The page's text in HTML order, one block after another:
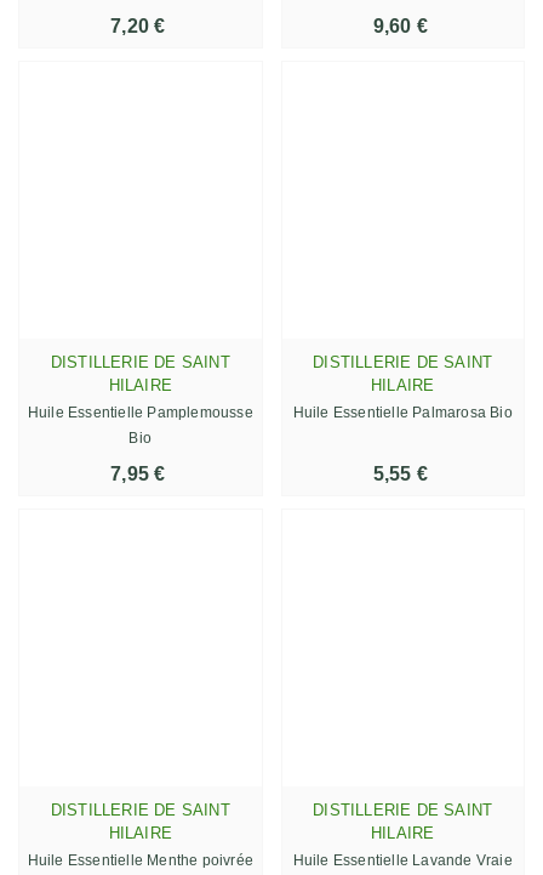
7,20 € 9,60 €
DISTILLERIE DE SAINT
HILAIRE
Huile Essentielle Pamplemousse
Bio
7,95 €
DISTILLERIE DE SAINT
HILAIRE
Huile Essentielle Palmarosa Bio
5,55 €
DISTILLERIE DE SAINT
HILAIRE
Huile Essentielle Menthe poivrée
DISTILLERIE DE SAINT
HILAIRE
Huile Essentielle Lavande Vraie